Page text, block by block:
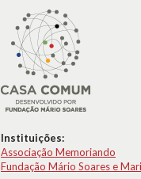
Instituições:
Associação Memoriando
Fundação Mário Soares e